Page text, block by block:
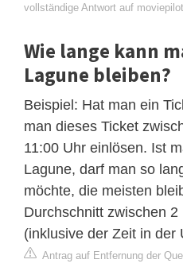
vollständige Antwort auf
Wie lange kann
Lagune bleiben?
Beispiel: Hat man ein
man dieses Ticket
11:00 Uhr einlösen. Ist
Lagune, darf man so
möchte, die meisten
Durchschnitt zwischen 2
(inklusive der Zeit in der
Antrag auf Entfernung der